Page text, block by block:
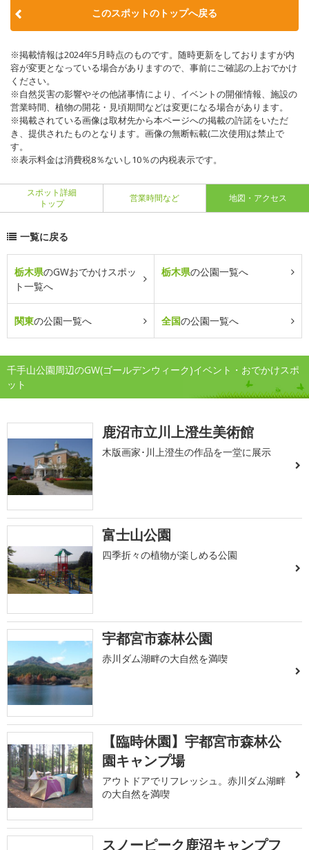
このスポットのトップへ戻る
※掲載情報は2024年5月時点のものです。随時更新をしておりますが内
容が変更となっている場合がありますので、事前にご確認の上おでかけ
ください。
※自然災害の影響やその他諸事情により、イベントの開催情報、施設の
営業時間、植物の開花・見頃期間などは変更になる場合があります。
※掲載されている画像は取材先から本ページへの掲載の許諾をいただ
き、提供されたものとなります。画像の無断転載(二次使用)は禁止で
す。
※表示料金は消費税8％ないし10％の内税表示です。
スポット詳細
トップ
営業時間など 地図・アクセス
一覧に戻る
栃木県のGWおでかけスポッ
ト一覧へ
栃木県の公園一覧へ
関東の公園一覧へ 全国の公園一覧へ
千手山公園周辺のGW(ゴールデンウィーク)イベント・おでかけスポ
ット
鹿沼市立川上澄生美術館
木版画家･川上澄生の作品を一堂に展示
富士山公園
四季折々の植物が楽しめる公園
宇都宮市森林公園
赤川ダム湖畔の大自然を満喫
【臨時休園】宇都宮市森林公
園キャンプ場
アウトドアでリフレッシュ。赤川ダム湖畔
の大自然を満喫
スノーピーク鹿沼キャンプフ